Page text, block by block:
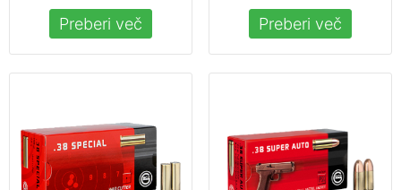
Preberi več
Preberi več